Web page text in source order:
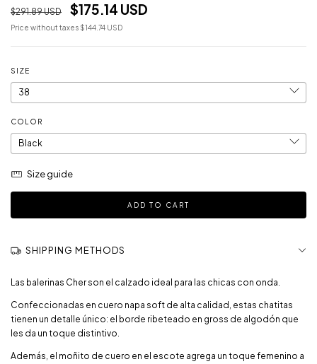
$291.89 USD $175.14 USD
Price without taxes $144.74 USD
SIZE
COLOR
Size guide
SHIPPING METHODS
Las balerinas Cher son el calzado ideal para las chicas con onda.
Confeccionadas en cuero napa soft de alta calidad, estas chatitas
tienen un detalle único: el borde ribeteado en gross de algodón que
les da un toque distintivo.
Además, el moñito de cuero en el escote agrega un toque femenino a